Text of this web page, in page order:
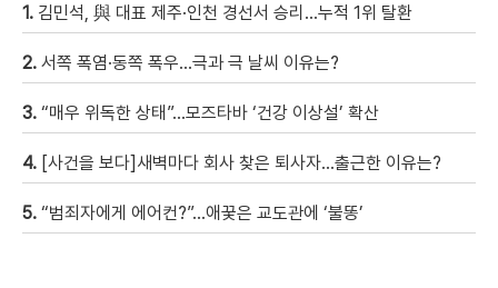
1. 김민석, 與 대표 제주·인천 경선서 승리…누적 1위 탈환
2. 서쪽 폭염·동쪽 폭우…극과 극 날씨 이유는?
3. “매우 위독한 상태”…모즈타바 ‘건강 이상설’ 확산
4. [사건을 보다]새벽마다 회사 찾은 퇴사자…출근한 이유는?
5. “범죄자에게 에어컨?”…애꿎은 교도관에 ‘불똥’